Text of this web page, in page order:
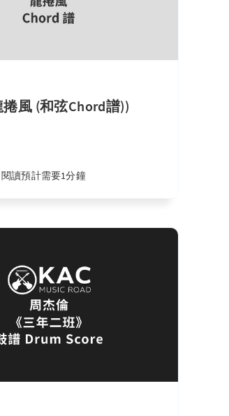
捲風 (和弦Chord譜))
閱讀預計需要1分鐘